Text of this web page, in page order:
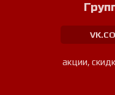
акции,